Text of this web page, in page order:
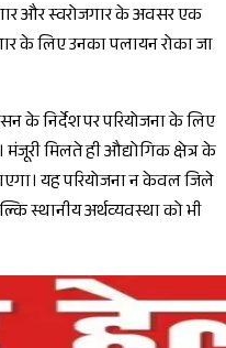
और स्वरोजगार के अवसर एक
के लिए उनका पलायन रोका जा
के निर्देश पर परियोजना के लिए
मिलते ही औद्योगिक क्षेत्र के
यह परियोजना न केवल जिले
स्थानीय अर्थव्यवस्था को भी